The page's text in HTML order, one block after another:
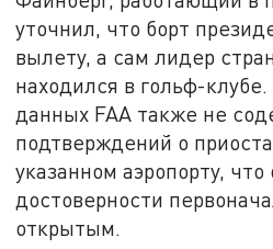
уточнил, что борт
вылету, а сам лидер
находился в гольф-
данных FAA также не
подтверждений о
указанном аэропорту,
достоверности
открытым.